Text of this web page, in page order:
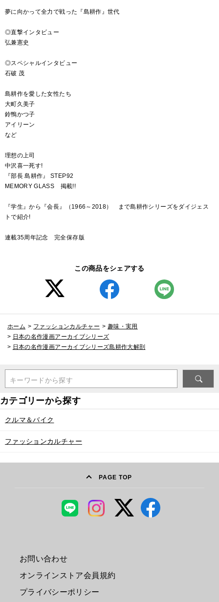
夢に向かって全力で戦った『島耕作』世代
◎直撃インタビュー
弘兼憲史
◎スペシャルインタビュー
石破 茂
島耕作を愛した女性たち
大町久美子
鈴鴨かつ子
アイリーン
など
理想の上司
中沢喜一死す!
『部長 島耕作』 STEP92
MEMORY GLASS 掲載!!
『学生』から『会長』（1966～2018） まで島耕作シリーズをダイジェス
トで紹介!
連載35周年記念 完全保存版
この商品をシェアする
ホーム > ファッションカルチャー > 趣味・実用
> 日本の名作漫画アーカイブシリーズ
> 日本の名作漫画アーカイブシリーズ島耕作大解剖
キーワードから探す
クルマ＆バイク
ファッションカルチャー
PAGE TOP
お問い合わせ
オンラインストア会員規約
プライバシーポリシー